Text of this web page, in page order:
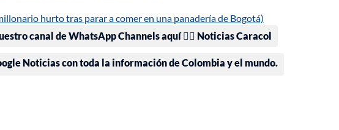
hurto tras parar a comer en una panadería de Bogotá)
canal de WhatsApp Channels aquí 👉🏻 Noticias Caracol
Noticias con toda la información de Colombia y el mundo.